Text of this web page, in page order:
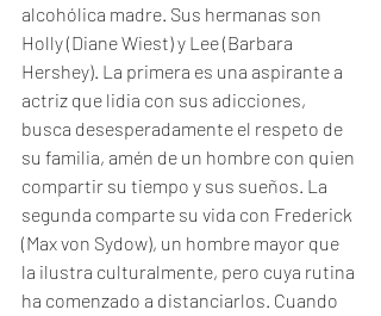
alcohólica madre. Sus hermanas son
Holly (Diane Wiest) y Lee (Barbara
Hershey). La primera es una aspirante a
actriz que lidia con sus adicciones,
busca desesperadamente el respeto de
su familia, amén de un hombre con quien
compartir su tiempo y sus sueños. La
segunda comparte su vida con Frederick
(Max von Sydow), un hombre mayor que
la ilustra culturalmente, pero cuya rutina
ha comenzado a distanciarlos. Cuando